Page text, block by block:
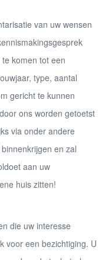
van uw wensen
komen tot een
type, aantal
gericht te kunnen
ons worden getoetst
via onder andere
en zal
aan uw
huis zitten!
die uw interesse
voor een bezichtiging. U